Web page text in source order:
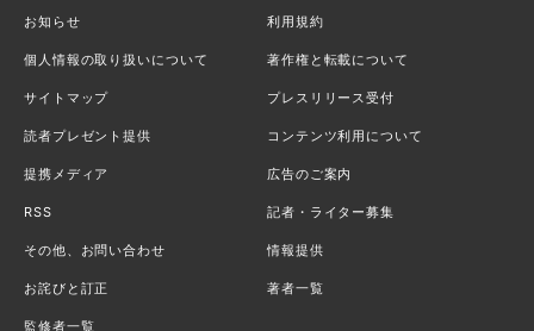
お知らせ 利用規約
個人情報の取り扱いについて 著作権と転載について
サイトマップ プレスリリース受付
読者プレゼント提供 コンテンツ利用について
提携メディア 広告のご案内
RSS 記者・ライター募集
その他、お問い合わせ 情報提供
お詫びと訂正 著者一覧
監修者一覧